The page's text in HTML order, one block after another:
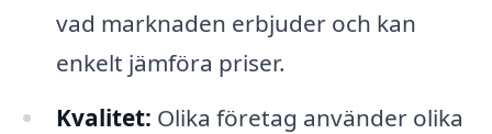
vad marknaden erbjuder och kan
enkelt jämföra priser.
Kvalitet: Olika företag använder olika